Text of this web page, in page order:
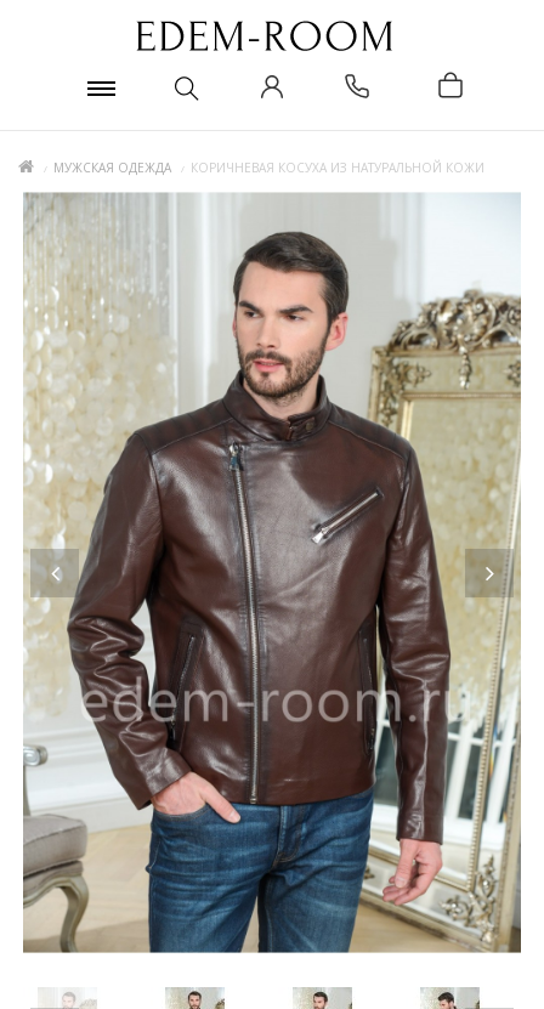
МУЖСКАЯ ОДЕЖДА КОРИЧНЕВАЯ КОСУХА ИЗ НАТУРАЛЬНОЙ КОЖИ